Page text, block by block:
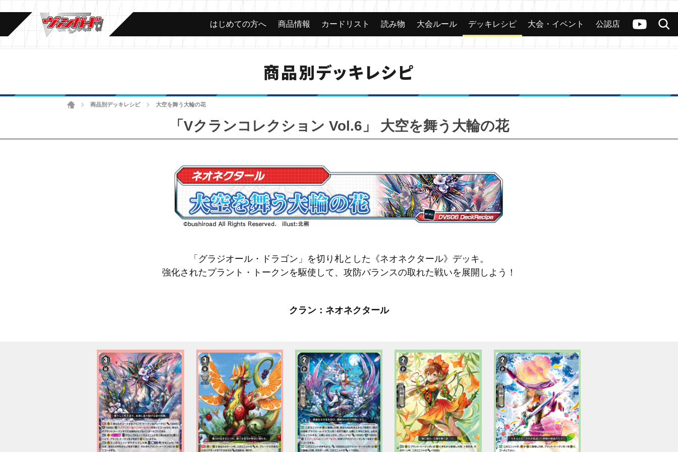
ヴァンガードch
検索
カード 大会 公認店舗 その他
はじめての方へ 商品情報 カードリスト 読み物 大会ルール デッキレシピ 大会・イベント 公認店
商品別デッキレシピ
ホーム商品別デッキレシピ 大空を舞う大輪の花
「Vクランコレクション Vol.6」 大空を舞う大輪の花
「グラジオール・ドラゴン」を切り札とした《ネオネクタール》デッキ。
強化されたプラント・トークンを駆使して、攻防バランスの取れた戦いを展開しよう！
クラン：ネオネクタール